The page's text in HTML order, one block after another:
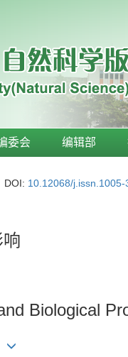
委会 编辑部
DOI: 10.12068/
Biological